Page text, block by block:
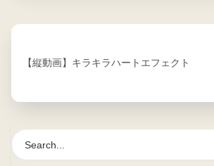
【縦動画】キラキラハートエフェクト